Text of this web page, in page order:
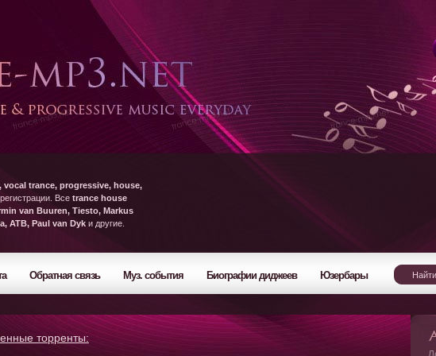
vocal trance, progressive, house,
Все trance house
van Buuren, Tiesto, Markus
ATB, Paul van Dyk и другие.
Обратная связь Муз. события Биографии диджеев Юзербары
торренты: